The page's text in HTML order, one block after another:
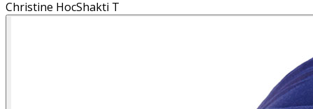
Christine HocShakti T